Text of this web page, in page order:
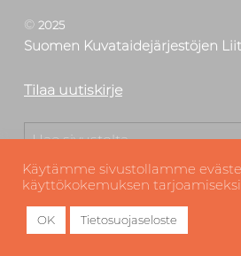
MENU
© 2025
Suomen Kuvataidejärjestöjen
Tilaa uutiskirje
Etsi
Käytämme sivustollamme
käyttökokemuksen
OK Tietosuojaseloste